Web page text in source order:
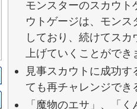
モンスターのスカウ
ウトゲージは、モン
しており、続けてス
上げていくことができ
見事スカウトに成功
ても再チャレンジでき
「魔物のエサ」、「